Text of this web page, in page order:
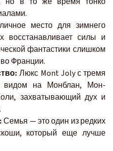
место для зимнего
восстанавливает силы и
фантастики слишком
Франции.
Люкс Mont Joly с тремя
видом на Монблан, Мон-
захватывающий дух и
Семья — это один из редких
который еще лучше